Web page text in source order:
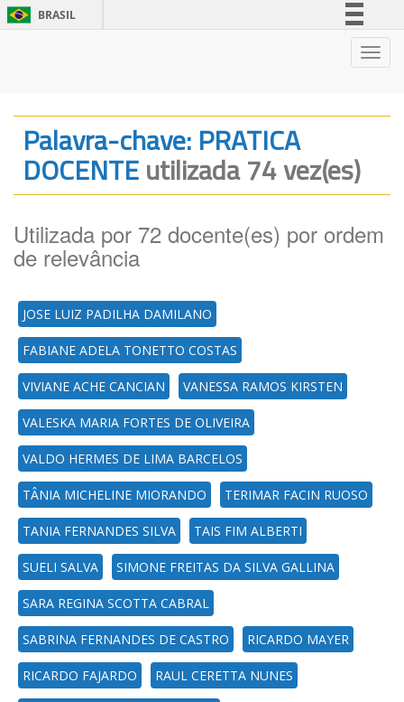
BRASIL
Legislação
Canais
Palavra-chave: PRATICA
DOCENTEutilizada 74 vez(es)
Utilizada por 72 docente(es) por ordem
de relevância
JOSE LUIZ PADILHA DAMILANO
FABIANE ADELA TONETTO COSTAS
VIVIANE ACHE CANCIAN VANESSA RAMOS KIRSTEN
VALESKA MARIA FORTES DE OLIVEIRA
VALDO HERMES DE LIMA BARCELOS
TÂNIA MICHELINE MIORANDO TERIMAR FACIN RUOSO
TANIA FERNANDES SILVA TAIS FIM ALBERTI
SUELI SALVA SIMONE FREITAS DA SILVA GALLINA
SARA REGINA SCOTTA CABRAL
SABRINA FERNANDES DE CASTRO RICARDO MAYER
RICARDO FAJARDO RAUL CERETTA NUNES